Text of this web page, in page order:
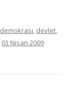
demokrasi, devlet,
03 Nisan 2009